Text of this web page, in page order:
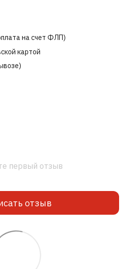
на счет ФЛП)
картой
первый отзыв
отзыв